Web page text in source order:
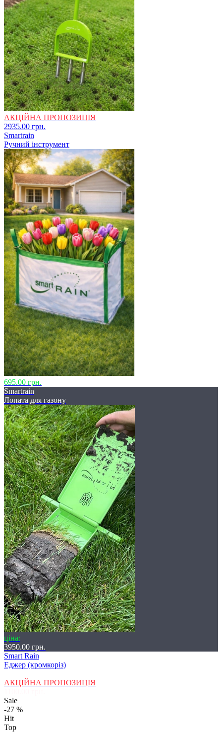
АКЦІЙНА ПРОПОЗИЦІЯ
2935.00 грн.
Smartrain
Ручний інструмент
695.00 грн.
Smartrain
Лопата для газону
ціна:
3950.00 грн.
Smart Rain
Еджер (кромкоріз)
АКЦІЙНА ПРОПОЗИЦІЯ
Sale
-27 %
Hit
Top